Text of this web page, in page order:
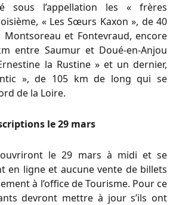
sous l’appellation les « frères
« Les Sœurs Kaxon », de 40
Montsoreau et Fontevraud, encore
entre Saumur et Doué-en-Anjou
la Rustine » et un dernier,
», de 105 km de long qui se
de la Loire.
le 29 mars
ouvriront le 29 mars à midi et se
en ligne et aucune vente de billets
à l’office de Tourisme. Pour ce
devront mettre à jour s’ils ont